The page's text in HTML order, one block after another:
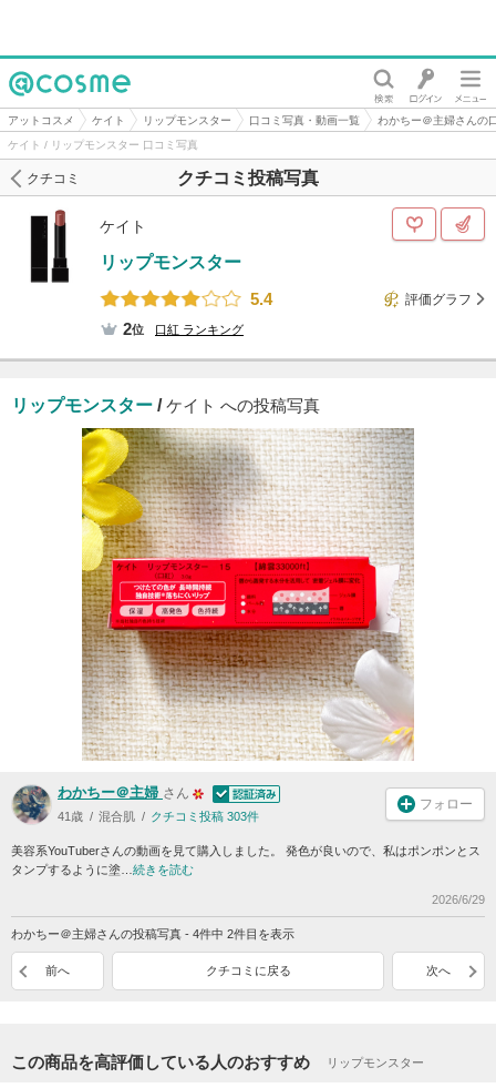
@cosme
アットコスメ ケイト リップモンスター 口コミ写真・動画一覧
わかちー＠主婦さんの
ケイト / リップモンスター 口コミ写真
クチコミ投稿写真
クチコミ
ケイト
リップモンスター
5.4
評価グラフ
2位 口紅 ランキング
リップモンスター /ケイト への投稿写真
わかちー＠主婦 さん
41歳 混合肌 クチコミ投稿 303件
フォロー
美容系YouTuberさんの動画を見て購入しました。 発色が良いので、私はポンポンとス
タンプするように塗… 続きを読む
2026/6/29
わかちー＠主婦さんの投稿写真 - 4件中 2件目を表示
前へ クチコミに戻る 次へ
この商品を高評価している人のおすすめ リップモンスター